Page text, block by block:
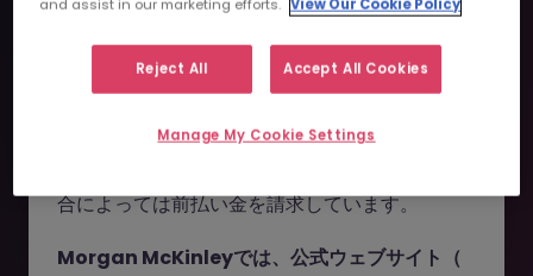
申し訳ございません。こちら
の求人の掲載は終了しまし
た。
偽のウェブサイトやドメイ
（例： morganmckinleyjob.com、
morganmckinleyhire.com
）を使用し、虚偽の
で、WhatsApp などのメッセージアプリを通じ
合によっては前払い金を請求しています。
Morgan McKinleyでは、公式ウェブサイト（
and assist in our marketing efforts. View Our Cookie Policy
Reject All Accept All Cookies
Manage My Cookie Settings